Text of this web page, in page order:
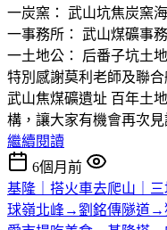
一炭窯： 武山坑焦炭窯
一事務所： 武山煤礦事
一土地公： 后番子坑土
特別感謝莫利老師及聯
武山焦煤礦遺址 百年土
構，讓大家有機會再次
繼續閱讀
6個月前
基隆｜搭火車去爬山｜
球嶺北峰→劉銘傳隧道